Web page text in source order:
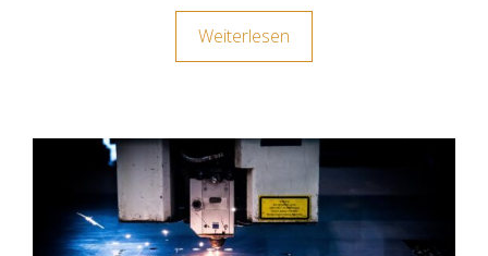
Weiterlesen